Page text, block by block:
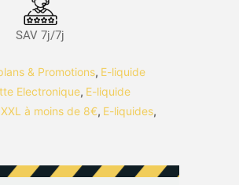
SAV 7j/7j
& Promotions, E-liquide
Electronique, E-liquide
à moins de 8€, E-liquides,